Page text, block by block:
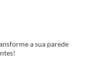
a sua parede